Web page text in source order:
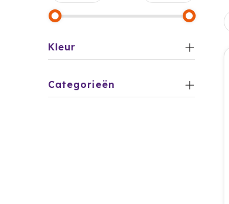
Kleur
Categorieën